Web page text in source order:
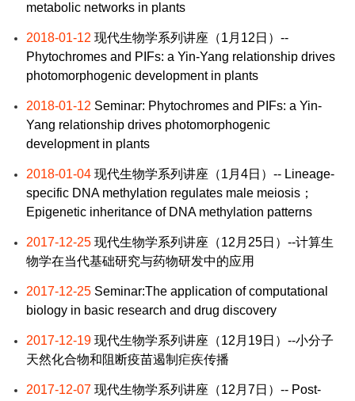
metabolic networks in plants
2018-01-12 现代生物学系列讲座（1月12日）--
Phytochromes and PIFs: a Yin-Yang relationship drives
photomorphogenic development in plants
2018-01-12 Seminar: Phytochromes and PIFs: a Yin-
Yang relationship drives photomorphogenic
development in plants
2018-01-04 现代生物学系列讲座（1月4日）-- Lineage-
specific DNA methylation regulates male meiosis；
Epigenetic inheritance of DNA methylation patterns
2017-12-25 现代生物学系列讲座（12月25日）--计算生
物学在当代基础研究与药物研发中的应用
2017-12-25 Seminar:The application of computational
biology in basic research and drug discovery
2017-12-19 现代生物学系列讲座（12月19日）--小分子
天然化合物和阻断疫苗遏制疟疾传播
2017-12-07 现代生物学系列讲座（12月7日）-- Post-